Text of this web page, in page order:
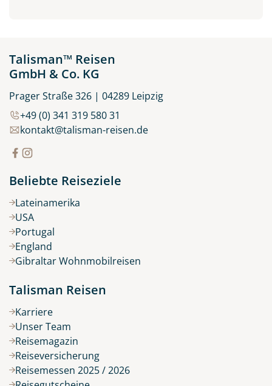
Talisman™ Reisen
GmbH & Co. KG
Prager Straße 326 | 04289 Leipzig
+49 (0) 341 319 580 31
kontakt@talisman-reisen.de
Beliebte Reiseziele
Lateinamerika
USA
Portugal
England
Gibraltar Wohnmobilreisen
Talisman Reisen
Karriere
Unser Team
Reisemagazin
Reiseversicherung
Reisemessen 2025 / 2026